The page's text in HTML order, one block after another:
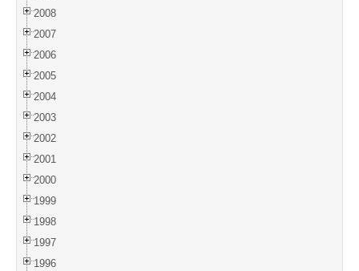
2008
2007
2006
2005
2004
2003
2002
2001
2000
1999
1998
1997
1996